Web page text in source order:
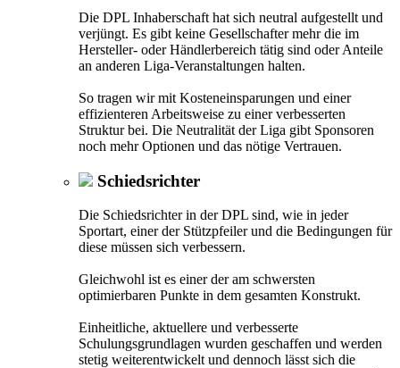
Die DPL Inhaberschaft hat sich neutral aufgestellt und
verjüngt. Es gibt keine Gesellschafter mehr die im
Hersteller- oder Händlerbereich tätig sind oder Anteile
an anderen Liga-Veranstaltungen halten.
So tragen wir mit Kosteneinsparungen und einer
effizienteren Arbeitsweise zu einer verbesserten
Struktur bei. Die Neutralität der Liga gibt Sponsoren
noch mehr Optionen und das nötige Vertrauen.
Schiedsrichter
Die Schiedsrichter in der DPL sind, wie in jeder
Sportart, einer der Stützpfeiler und die Bedingungen für
diese müssen sich verbessern.
Gleichwohl ist es einer der am schwersten
optimierbaren Punkte in dem gesamten Konstrukt.
Einheitliche, aktuellere und verbesserte
Schulungsgrundlagen wurden geschaffen und werden
stetig weiterentwickelt und dennoch lässt sich die